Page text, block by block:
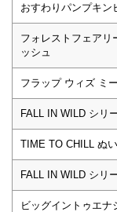
おすわりパンプキン
フォレストフェアリ
ッシュ
フラップ ウィズ ミ
FALL IN WILD シリ
TIME TO CHILL ぬ
FALL IN WILD シリ
ビッグイントゥエ